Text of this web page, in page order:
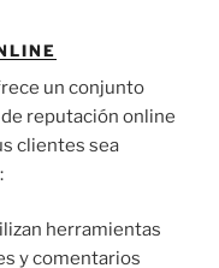
un conjunto
reputación online
clientes sea
herramientas
y comentarios